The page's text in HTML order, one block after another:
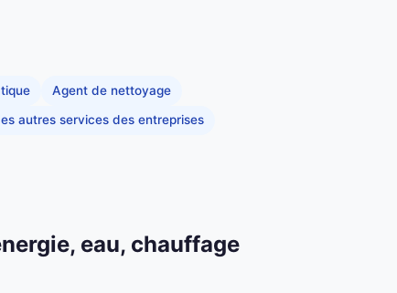
Agent de nettoyage
autres services des entreprises
eau, chauffage